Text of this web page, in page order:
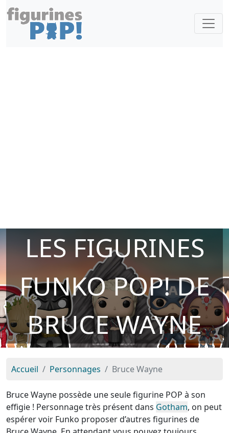
LES FIGURINES
FUNKO POP! DE
BRUCE WAYNE
Accueil Personnages Bruce Wayne
Bruce Wayne possède une seule figurine POP à son
effigie ! Personnage très présent dans Gotham, on peut
espérer voir Funko proposer d’autres figurines de